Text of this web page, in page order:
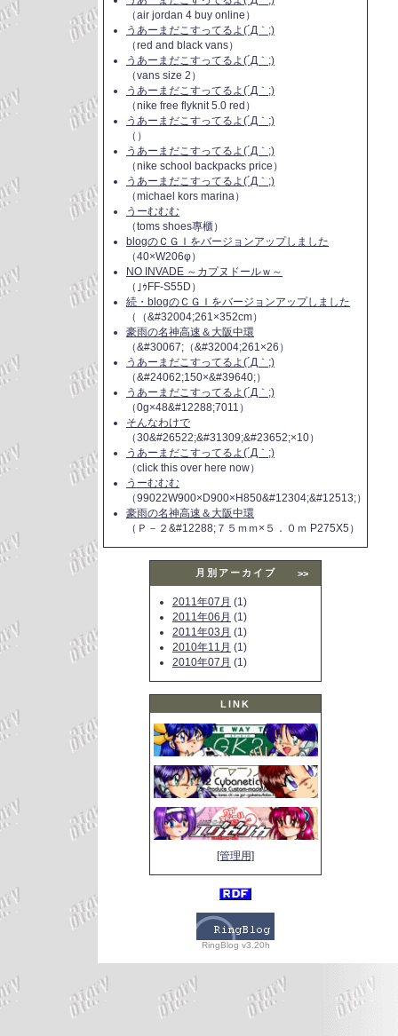
（air jordan 4 buy online）
うあーまだこすってるよ(´Д｀;)
（red and black vans）
うあーまだこすってるよ(´Д｀;)
（vans size 2）
うあーまだこすってるよ(´Д｀;)
（nike free flyknit 5.0 red）
うあーまだこすってるよ(´Д｀;)
（）
うあーまだこすってるよ(´Д｀;)
（nike school backpacks price）
うあーまだこすってるよ(´Д｀;)
（michael kors marina）
うーむむむ
（toms shoes專櫃）
blogのＣＧＩをバージョンアップしました
（40×W206φ）
NO INVADE ～カプヌドールｗ～
（｣ｩFF-S55D）
続・blogのＣＧＩをバージョンアップしました
（（&#32004;261×352cm）
豪雨の名神高速＆大阪中環
（&#30067;（&#32004;261×26）
うあーまだこすってるよ(´Д｀;)
（&#24062;150×&#39640;）
うあーまだこすってるよ(´Д｀;)
（0g×48&#12288;7011）
そんなわけで
（30&#26522;&#31309;&#23652;×10）
うあーまだこすってるよ(´Д｀;)
（click this over here now）
うーむむむ
（99022W900×D900×H850&#12304;&#12513;）
豪雨の名神高速＆大阪中環
（Ｐ－２&#12288;７５ｍｍ×５．０ｍ P275X5）
月別アーカイブ >>
2011年07月 (1)
2011年06月 (1)
2011年03月 (1)
2010年11月 (1)
2010年07月 (1)
LINK
[管理用]
RingBlog v3.20h